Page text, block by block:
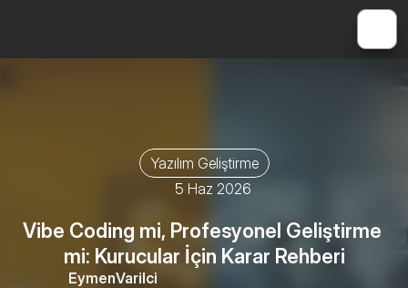
Yazılım Geliştirme
5 Haz 2026
Vibe Coding mi, Profesyonel Geliştirme
mi: Kurucular İçin Karar Rehberi
EymenVarilci